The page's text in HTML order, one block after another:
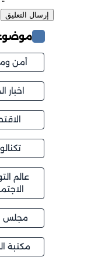
أمن
اخبار
عالم
مجلس
مكتبة